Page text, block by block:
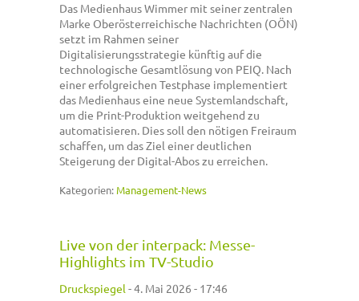
Das Medienhaus Wimmer mit seiner zentralen
Marke Oberösterreichische Nachrichten (OÖN)
setzt im Rahmen seiner
Digitalisierungsstrategie künftig auf die
technologische Gesamtlösung von PEIQ. Nach
einer erfolgreichen Testphase implementiert
das Medienhaus eine neue Systemlandschaft,
um die Print-Produktion weitgehend zu
automatisieren. Dies soll den nötigen Freiraum
schaffen, um das Ziel einer deutlichen
Steigerung der Digital-Abos zu erreichen.
Kategorien: Management-News
Live von der interpack: Messe-
Highlights im TV-Studio
Druckspiegel -4. Mai 2026 - 17:46